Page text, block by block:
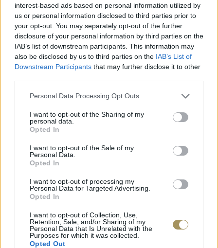
interest-based ads based on personal information utilized by
us or personal information disclosed to third parties prior to
your opt-out. You may separately opt-out of the further
disclosure of your personal information by third parties on the
IAB’s list of downstream participants. This information may
also be disclosed by us to third parties on the IAB’s List of
Downstream Participants that may further disclose it to other
Personal Data Processing Opt Outs
I want to opt-out of the Sharing of my
personal data.
Opted In
I want to opt-out of the Sale of my
Personal Data.
Opted In
I want to opt-out of processing my
Personal Data for Targeted Advertising.
Opted In
I want to opt-out of Collection, Use,
Retention, Sale, and/or Sharing of my
Personal Data that Is Unrelated with the
Purposes for which it was collected.
Opted Out
Εδώ θα βρείτε τις κορυφαίες επιλογές που ξεχωρίζουν για
το μοναδικό τους στυλ και την εξαιρετική τους ποιότητα.
ΧΡΥΣΌΣ 18 ΚΑΡΑΤΊΩΝ
ΜΟΝΌΠΕΤΡΟ ΔΑΧΤΥΛΊΔΙ ΜΕ
€1.737€